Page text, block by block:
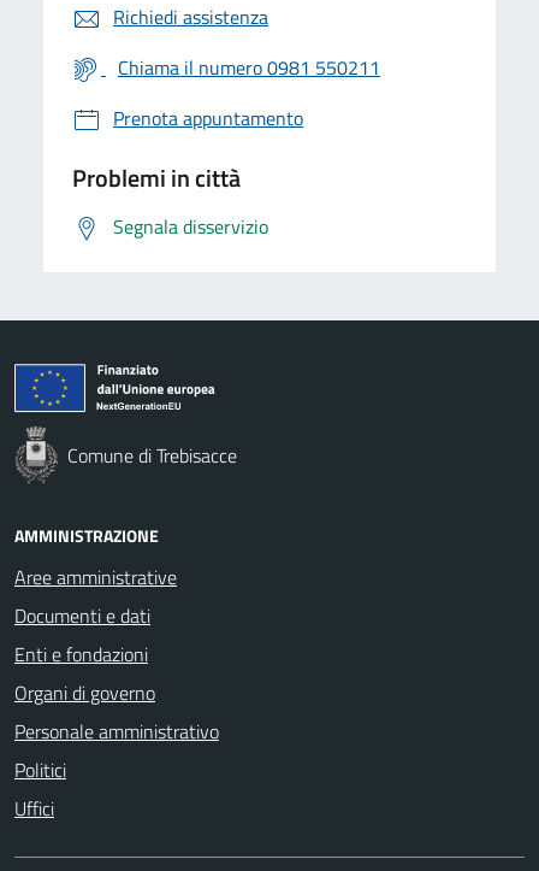
Richiedi assistenza
Chiama il numero 0981 550211
Prenota appuntamento
Problemi in città
Segnala disservizio
Comune di Trebisacce
AMMINISTRAZIONE
Aree amministrative
Documenti e dati
Enti e fondazioni
Organi di governo
Personale amministrativo
Politici
Uffici